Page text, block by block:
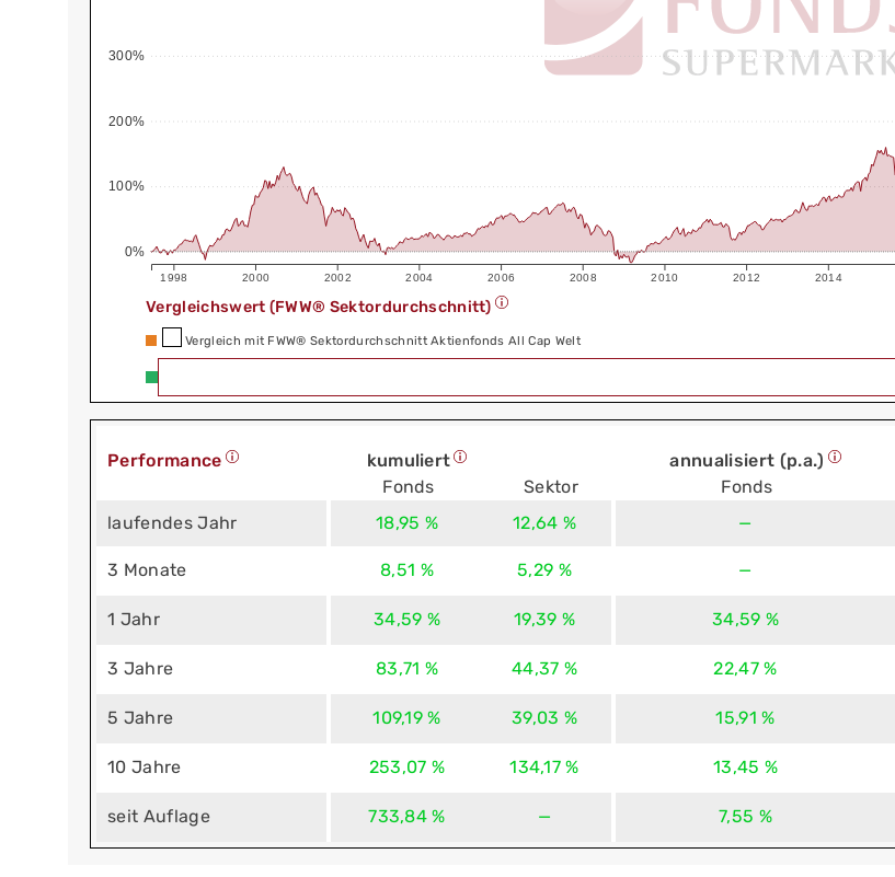
1998 2000 2002 2004 2006 2008 2010 2012 2014
0%
100%
200%
300%
Vergleichswert (FWW® Sektordurchschnitt)
Vergleich mit FWW® Sektordurchschnitt Aktienfonds All Cap Welt
Performance
kumuliert
Fonds
Sektor
annualisiert (p.a.)
Fonds
laufendes Jahr 18,95 % 12,64 % —
3 Monate 8,51 % 5,29 % —
1 Jahr 34,59 % 19,39 % 34,59 %
3 Jahre 83,71 % 44,37 % 22,47 %
5 Jahre 109,19 % 39,03 % 15,91 %
10 Jahre 253,07 % 134,17 % 13,45 %
seit Auflage 733,84 % — 7,55 %